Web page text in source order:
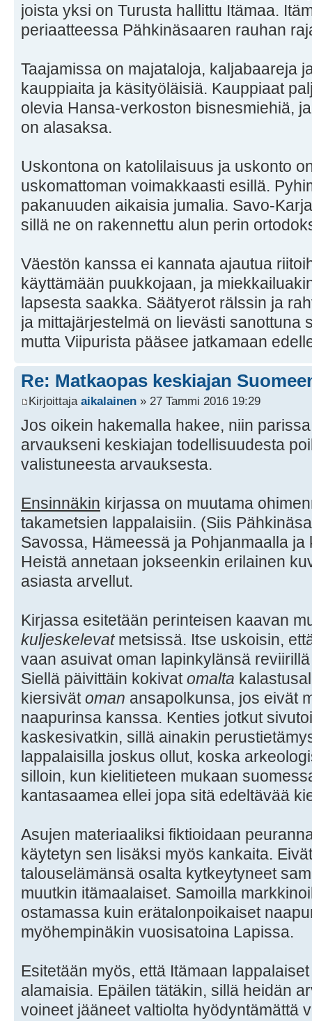
joista yksi on Turusta hallittu Itämaa.
periaatteessa Pähkinäsaaren rauhan
Taajamissa on majataloja, kaljabaareja
kauppiaita ja käsityöläisiä. Kauppiaat
olevia Hansa-verkoston bisnesmiehiä,
on alasaksa.
Uskontona on katolilaisuus ja uskonto
uskomattoman voimakkaasti esillä.
pakanuuden aikaisia jumalia. Savo-
sillä ne on rakennettu alun perin
Väestön kanssa ei kannata ajautua
käyttämään puukkojaan, ja
lapsesta saakka. Säätyerot rälssin ja
ja mittajärjestelmä on lievästi sanottuna
mutta Viipurista pääsee jatkamaan
Re: Matkaopas keskiajan
Kirjoittaja aikalainen » 27 Tammi 2016 19:29
Jos oikein hakemalla hakee, niin
arvaukseni keskiajan todellisuudesta
valistuneesta arvauksesta.
Ensinnäkin kirjassa on muutama
takametsien lappalaisiin. (Siis
Savossa, Hämeessä ja Pohjanmaalla
Heistä annetaan jokseenkin erilainen
asiasta arvellut.
Kirjassa esitetään perinteisen kaavan
kuljeskelevat metsissä. Itse uskoisin,
vaan asuivat oman lapinkylänsä
Siellä päivittäin kokivatomalta
kiersivätoman ansapolkunsa, jos eivät
naapurinsa kanssa. Kenties jotkut
kaskesivatkin, sillä ainakin
lappalaisilla joskus ollut, koska
silloin, kun kielitieteen mukaan
kantasaamea ellei jopa sitä edeltävää
Asujen materiaaliksi fiktioidaan
käytetyn sen lisäksi myös kankaita.
talouselämänsä osalta kytkeytyneet
muutkin itämaalaiset. Samoilla
ostamassa kuin erätalonpoikaiset
myöhempinäkin vuosisatoina Lapissa.
Esitetään myös, että Itämaan
alamaisia. Epäilen tätäkin, sillä heidän
voineet jääneet valtiolta hyödyntämättä